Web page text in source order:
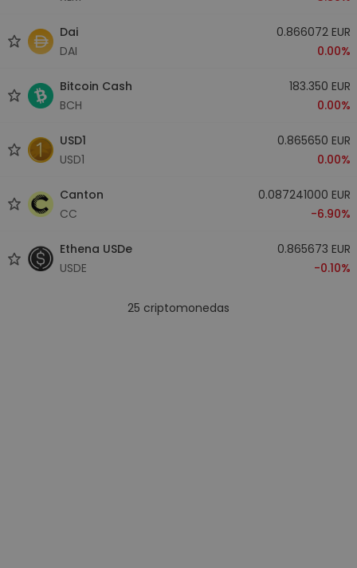
Dai
DAI
0.866072 EUR
0.00%
Bitcoin Cash
BCH
183.350 EUR
0.00%
USD1
USD1
0.865650 EUR
0.00%
Canton
CC
0.087241000 EUR
-6.90%
Ethena USDe
USDE
0.865673 EUR
-0.10%
25 criptomonedas